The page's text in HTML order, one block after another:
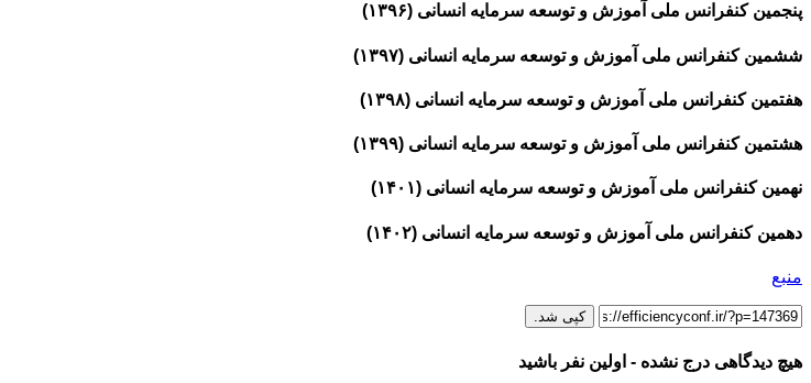
پنجمین کنفرانس ملی آموزش و توسعه سرمایه انسانی (۱۳۹۶)
ششمین کنفرانس ملی آموزش و توسعه سرمایه انسانی (۱۳۹۷)
هفتمین کنفرانس ملی آموزش و توسعه سرمایه انسانی (۱۳۹۸)
هشتمین کنفرانس ملی آموزش و توسعه سرمایه انسانی (۱۳۹۹)
نهمین کنفرانس ملی آموزش و توسعه سرمایه انسانی (۱۴۰۱)
دهمین کنفرانس ملی آموزش و توسعه سرمایه انسانی (۱۴۰۲)
منبع
کپی شد.
هیچ دیدگاهی درج نشده - اولین نفر باشید